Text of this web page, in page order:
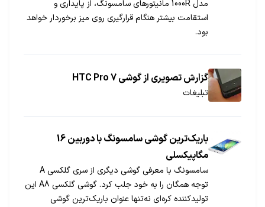
مدل 1000R مانیتورهای سامسونگ، از پایداری و
استقامت بیشتر هنگام قرارگیری روی میز برخوردار خواهد
بود.
گزارش تصویری از گوشی HTC Pro 7
تبلیغات
باریک‌ترین گوشی سامسونگ با دوربین 16
مگاپیکسلی
سامسونگ با معرفی گوشی دیگری از سری گلکسی A
توجه همگان را به خود جلب کرد. گوشی گلکسی A8 این
تولیدکننده کره‌ای نه‌تنها عنوان باریک‌ترین گوشی